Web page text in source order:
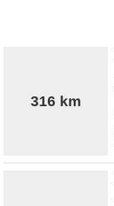
316 km